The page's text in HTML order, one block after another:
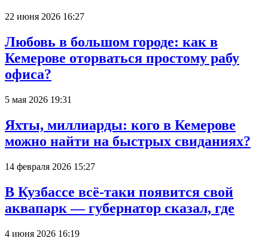
22 июня 2026 16:27
Любовь в большом городе: как в
Кемерове оторваться простому рабу
офиса?
5 мая 2026 19:31
Яхты, миллиарды: кого в Кемерове
можно найти на быстрых свиданиях?
14 февраля 2026 15:27
В Кузбассе всё-таки появится свой
аквапарк — губернатор сказал, где
4 июня 2026 16:19